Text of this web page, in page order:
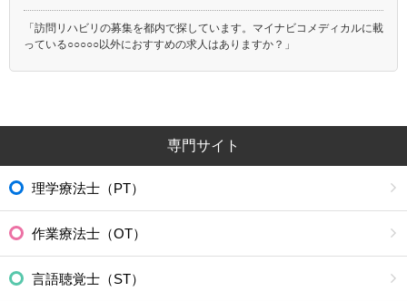
「訪問リハビリの募集を都内で探しています。マイナビコメディカルに載
っている○○○○○以外におすすめの求人はありますか？」
専門サイト
理学療法士（PT）
作業療法士（OT）
言語聴覚士（ST）